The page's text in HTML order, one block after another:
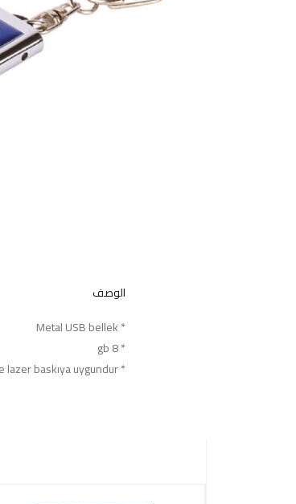
الوصف
* Metal USB bellek
* 8 gb
* Tampon ve lazer baskıya uygundur